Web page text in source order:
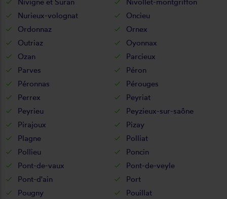
Nurieux-volognat
Oncieu
Ordonnaz
Ornex
Outriaz
Oyonnax
Ozan
Parcieux
Parves
Péron
Péronnas
Pérouges
Perrex
Peyriat
Peyrieu
Peyzieux-sur-saône
Pirajoux
Pizay
Plagne
Polliat
Pollieu
Poncin
Pont-de-vaux
Pont-de-veyle
Pont-d'ain
Port
Pougny
Pouillat